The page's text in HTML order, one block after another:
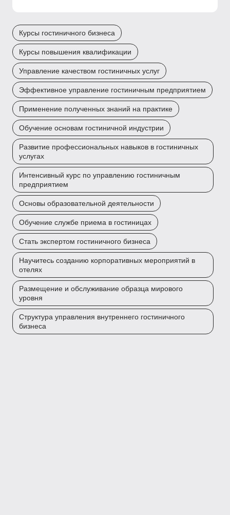
Курсы гостиничного бизнеса
Курсы повышения квалификации
Управление качеством гостиничных услуг
Эффективное управление гостиничным предприятием
Применение полученных знаний на практике
Обучение основам гостиничной индустрии
Развитие профессиональных навыков в гостиничных
услугах
Интенсивный курс по управлению гостиничным
предприятием
Основы образовательной деятельности
Обучение службе приема в гостиницах
Стать экспертом гостиничного бизнеса
Научитесь созданию корпоративных мероприятий в
отелях
Размещение и обслуживание образца мирового
уровня
Структура управления внутреннего гостиничного
бизнеса